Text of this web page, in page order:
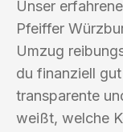
Unser
Pfeiffer
Umzug
du finanziell
transparente
weißt, welche